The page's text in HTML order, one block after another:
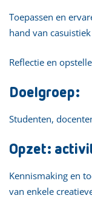
Toepassen en
hand van casuistiek
Reflectie en
Doelgroep:
Studenten,
Opzet:
Kennismaking en
van enkele